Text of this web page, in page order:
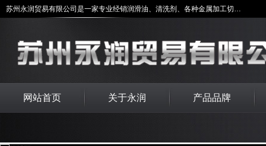
苏州永润贸易有限公司是一家专业经销润滑油、清洗剂、各种金属加工切削液及安全和环境维护等产品，
网站首页 关于永润 产品品牌